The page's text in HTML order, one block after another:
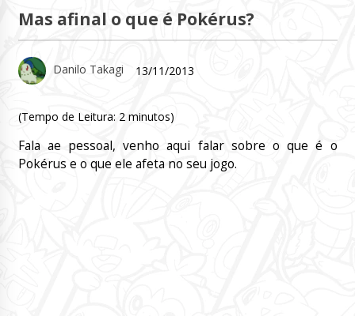
Mas afinal o que é Pokérus?
Danilo Takagi 13/11/2013
(Tempo de Leitura: 2 minutos)
Fala ae pessoal, venho aqui falar sobre o que é o
Pokérus e o que ele afeta no seu jogo.